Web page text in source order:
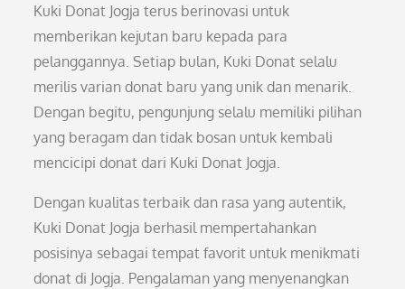
Kuki Donat Jogja terus berinovasi untuk
memberikan kejutan baru kepada para
pelanggannya. Setiap bulan, Kuki Donat selalu
merilis varian donat baru yang unik dan menarik.
Dengan begitu, pengunjung selalu memiliki pilihan
yang beragam dan tidak bosan untuk kembali
mencicipi donat dari Kuki Donat Jogja.
Dengan kualitas terbaik dan rasa yang autentik,
Kuki Donat Jogja berhasil mempertahankan
posisinya sebagai tempat favorit untuk menikmati
donat di Jogja. Pengalaman yang menyenangkan